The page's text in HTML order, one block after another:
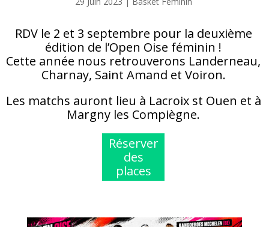
RDV le 2 et 3 septembre pour la deuxième
édition de l’Open Oise féminin !
Cette année nous retrouverons Landerneau,
Charnay, Saint Amand et Voiron.
Les matchs auront lieu à Lacroix st Ouen et à
Margny les Compiègne.
Réserver
des
places